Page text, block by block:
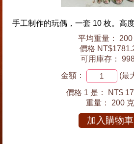
手工制作的玩偶，一套 10 枚。高
平均重量： 200
價格
可用庫存：
金額： (最
價格 1 是：
NT$
重量： 200 克
加入購物車